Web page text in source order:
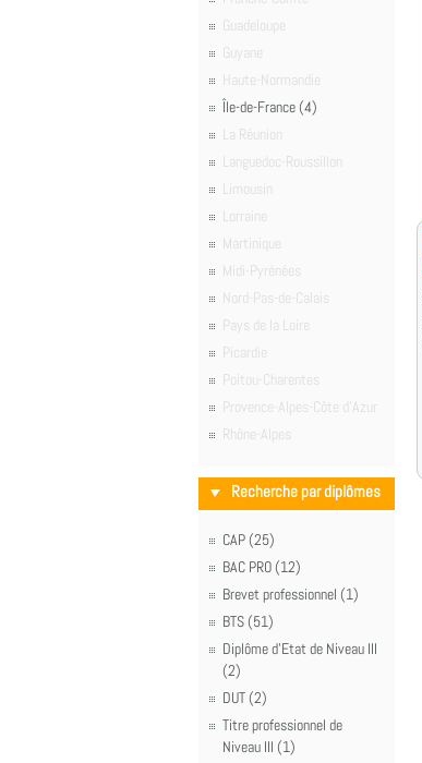
Guadeloupe
Guyane
Haute-Normandie
Île-de-France (4)
La Réunion
Languedoc-Roussillon
Limousin
Lorraine
Martinique
Midi-Pyrénées
Nord-Pas-de-Calais
Pays de la Loire
Picardie
Poitou-Charentes
Provence-Alpes-Côte d'Azur
Rhône-Alpes
Recherche par diplômes
CAP (25)
BAC PRO (12)
Brevet professionnel (1)
BTS (51)
Diplôme d'Etat de Niveau III
(2)
DUT (2)
Titre professionnel de
Niveau III (1)